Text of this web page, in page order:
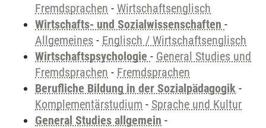
Fremdsprachen - Wirtschaftsenglisch
Wirtschafts- und Sozialwissenschaften -
Allgemeines - Englisch / Wirtschaftsenglisch
Wirtschaftspsychologie - General Studies und
Fremdsprachen - Fremdsprachen
Berufliche Bildung in der Sozialpädagogik -
Komplementärstudium - Sprache und Kultur
General Studies allgemein -